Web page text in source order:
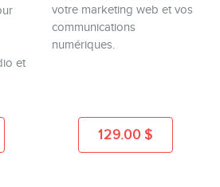
et
votre marketing web et vos
communications
numériques.
129.00 $